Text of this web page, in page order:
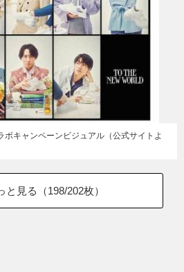
キャンペーンビジュアル（公式サイトよ
と見る（198/202枚）